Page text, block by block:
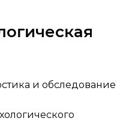
и обследование